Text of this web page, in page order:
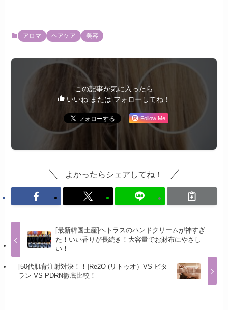
アロマ ヘアケア 美容
この記事が気に入ったら
いいね または フォローしてね！
Follow Me
よかったらシェアしてね！
[最新韓国土産]ヘトラスのハンドクリームが神すぎ
た！いい香りが長続き！大容量でお財布にやさし
い！
[50代肌育注射対決！！]Re2O (リトゥオ）VS ビタ
ラン VS PDRN徹底比較！